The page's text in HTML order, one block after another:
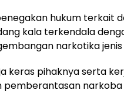
hukum terkait
kala terkendala
narkotika jenis
keras pihaknya serta
narkoba